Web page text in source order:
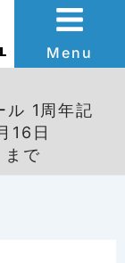
Menu
ル 1周年記
16日
まで